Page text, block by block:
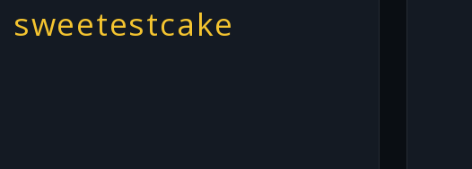
sweetestcake